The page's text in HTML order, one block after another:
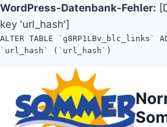
WordPress-Datenbank-Fehler:
key 'url_hash']
ALTER TABLE `g8RP1LBv_blc_links`
`url_hash` (`url_hash`)
springen